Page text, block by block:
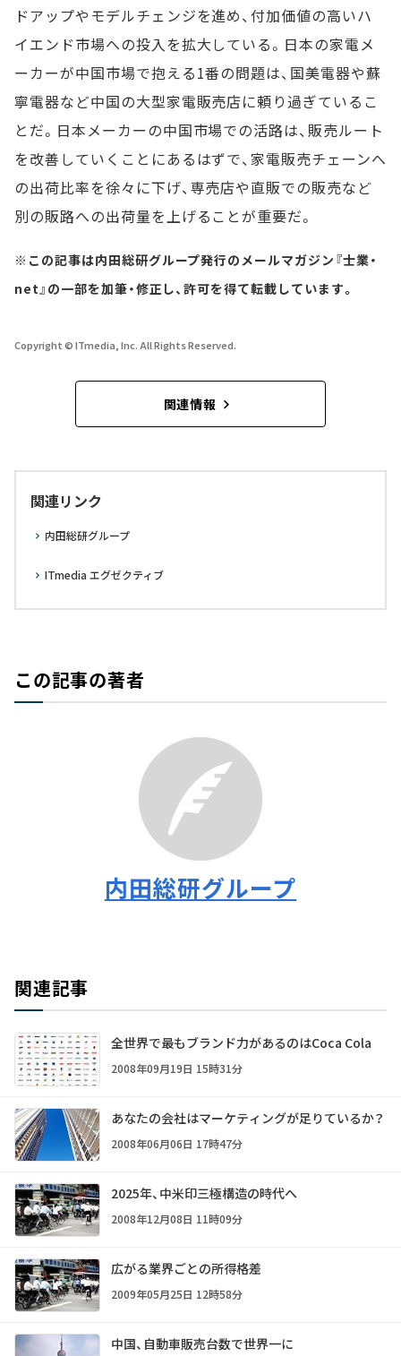
ドアップやモデルチェンジを進め、付加価値の高いハ
イエンド市場への投入を拡大している。日本の家電メ
ーカーが中国市場で抱える1番の問題は、国美電器や蘇
寧電器など中国の大型家電販売店に頼り過ぎているこ
とだ。日本メーカーの中国市場での活路は、販売ルート
を改善していくことにあるはずで、家電販売チェーンへ
の出荷比率を徐々に下げ、専売店や直販での販売など
別の販路への出荷量を上げることが重要だ。
※この記事は内田総研グループ発行のメールマガジン『士業・
net』の一部を加筆・修正し、許可を得て転載しています。
Copyright © ITmedia, Inc. All Rights Reserved.
関連情報
関連リンク
内田総研グループ
ITmedia エグゼクティブ
この記事の著者
内田総研グループ
関連記事
全世界で最もブランド力があるのはCoca Cola
2008年09月19日 15時31分
あなたの会社はマーケティングが足りているか？
2008年06月06日 17時47分
2025年、中米印三極構造の時代へ
2008年12月08日 11時09分
広がる業界ごとの所得格差
2009年05月25日 12時58分
中国、自動車販売台数で世界一に